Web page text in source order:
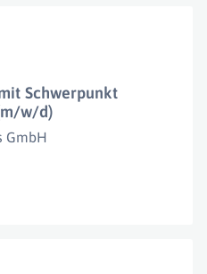
Schwerpunkt
w/d)
GmbH